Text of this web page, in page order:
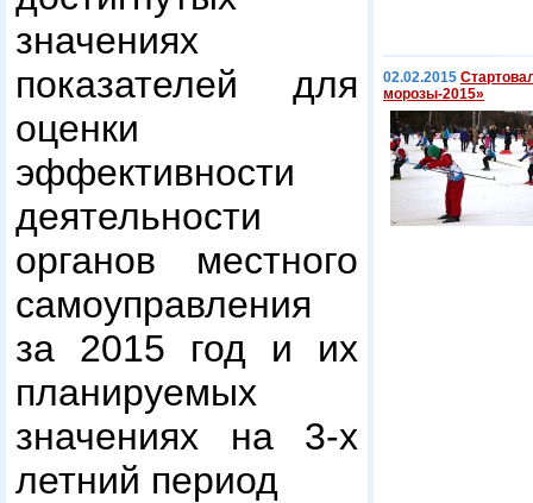
значениях
показателей для
оценки
эффективности
деятельности
органов местного
самоуправления
за 2015 год и их
планируемых
значениях на 3-х
летний период
02.02.2015
морозы-2015»